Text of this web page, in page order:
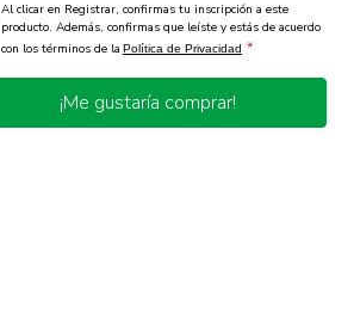
Al clicar en Registrar, confirmas tu inscripción a este
producto. Además, confirmas que leíste y estás de acuerdo
con los términos de la Política de Privacidad *
¡Me gustaría comprar!